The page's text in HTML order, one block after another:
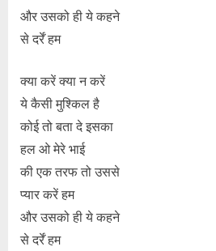
और उसको ही ये कहने
से दर्रें हम
क्या करें क्या न करें
ये कैसी मुश्किल है
कोई तो बता दे इसका
हल ओ मेरे भाई
की एक तरफ तो उससे
प्यार करें हम
और उसको ही ये कहने
से दर्रें हम